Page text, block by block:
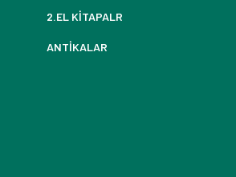
2.EL KİTAPALR
ANTİKALAR